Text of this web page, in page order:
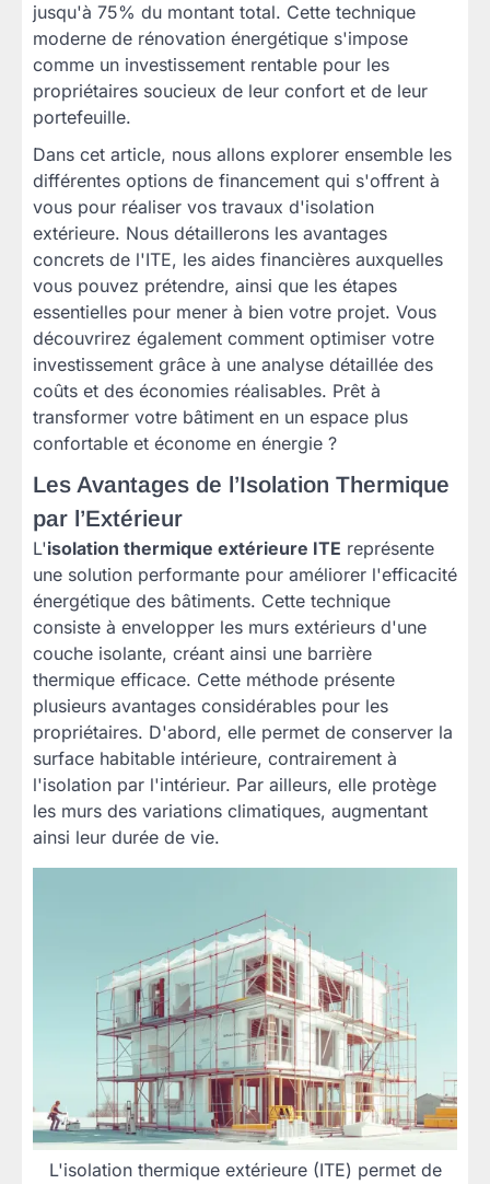
jusqu'à 75% du montant total. Cette technique
moderne de rénovation énergétique s'impose
comme un investissement rentable pour les
propriétaires soucieux de leur confort et de leur
portefeuille.
Dans cet article, nous allons explorer ensemble les
différentes options de financement qui s'offrent à
vous pour réaliser vos travaux d'isolation
extérieure. Nous détaillerons les avantages
concrets de l'ITE, les aides financières auxquelles
vous pouvez prétendre, ainsi que les étapes
essentielles pour mener à bien votre projet. Vous
découvrirez également comment optimiser votre
investissement grâce à une analyse détaillée des
coûts et des économies réalisables. Prêt à
transformer votre bâtiment en un espace plus
confortable et économe en énergie ?
Les Avantages de l’Isolation Thermique
par l’Extérieur
L'isolation thermique extérieure ITE représente
une solution performante pour améliorer l'efficacité
énergétique des bâtiments. Cette technique
consiste à envelopper les murs extérieurs d'une
couche isolante, créant ainsi une barrière
thermique efficace. Cette méthode présente
plusieurs avantages considérables pour les
propriétaires. D'abord, elle permet de conserver la
surface habitable intérieure, contrairement à
l'isolation par l'intérieur. Par ailleurs, elle protège
les murs des variations climatiques, augmentant
ainsi leur durée de vie.
L'isolation thermique extérieure (ITE) permet de